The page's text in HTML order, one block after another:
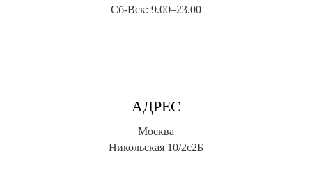
Сб-Вск: 9.00–23.00
АДРЕС
Москва
Никольская 10/2с2Б